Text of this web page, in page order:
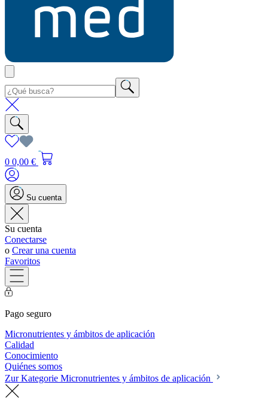
0 0,00 €
Su cuenta
Su cuenta
Conectarse
o Crear una cuenta
Favoritos
Pago seguro
Micronutrientes y ámbitos de aplicación
Calidad
Conocimiento
Quiénes somos
Zur Kategorie Micronutrientes y ámbitos de aplicación